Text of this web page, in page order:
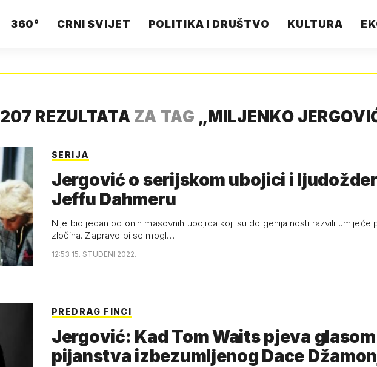
360° CRNI SVIJET POLITIKA I DRUŠTVO KULTURA
207 REZULTATA ZA TAG „MILJENKO
SERIJA
Jergović o serijskom ubojici i
Jeffu Dahmeru
Nije bio jedan od onih masovnih ubojica koji su do genijalnosti razvili umijeće
zločina. Zapravo bi se mogl…
12:53 15. STUDENI 2022.
PREDRAG FINCI
Jergović: Kad Tom Waits pjeva
pijanstva izbezumljenog Dace